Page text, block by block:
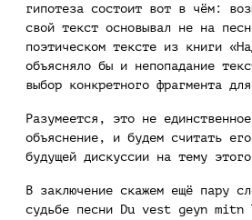
гипотеза состоит вот в чём:
свой текст основывал не на
поэтическом тексте из книги
объясняло бы и непопадание
выбор конкретного фрагмента
Разумеется, это не
объяснение, и будем считать
будущей дискуссии на тему
В заключение скажем ещё пару
судьбе песни Du vest geyn